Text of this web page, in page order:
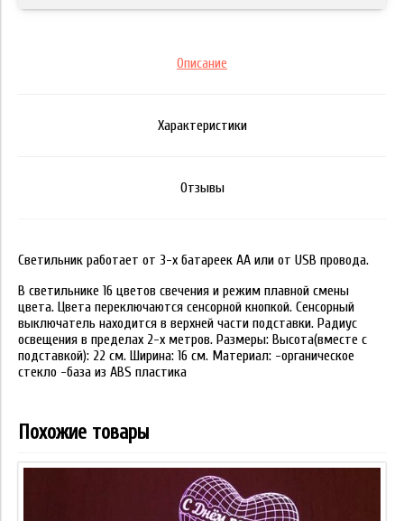
Описание
Характеристики
Отзывы
Светильник работает от 3-х батареек АА или от USB провода.
В светильнике 16 цветов свечения и режим плавной смены
цвета. Цвета переключаются сенсорной кнопкой. Сенсорный
выключатель находится в верхней части подставки. Радиус
освещения в пределах 2-х метров. Размеры: Высота(вместе с
подставкой): 22 см. Ширина: 16 см. Материал: -органическое
стекло -база из ABS пластика
Похожие товары